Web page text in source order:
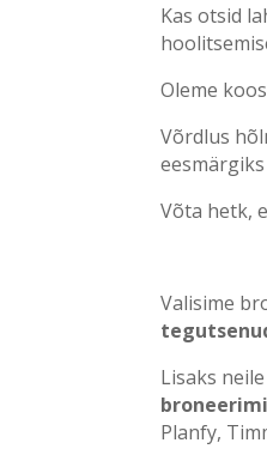
Kas otsid
Oleme
Võrdlus
Võta hetk,
Valisime
Lisaks
Planfy,